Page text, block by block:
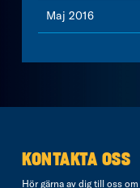
Maj 2016
KONTAKTA OSS
Hör gärna av dig till oss